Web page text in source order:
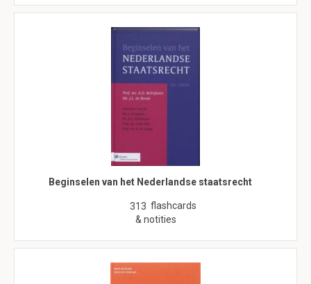
Beginselen van het Nederlandse staatsrecht
313 flashcards
& notities